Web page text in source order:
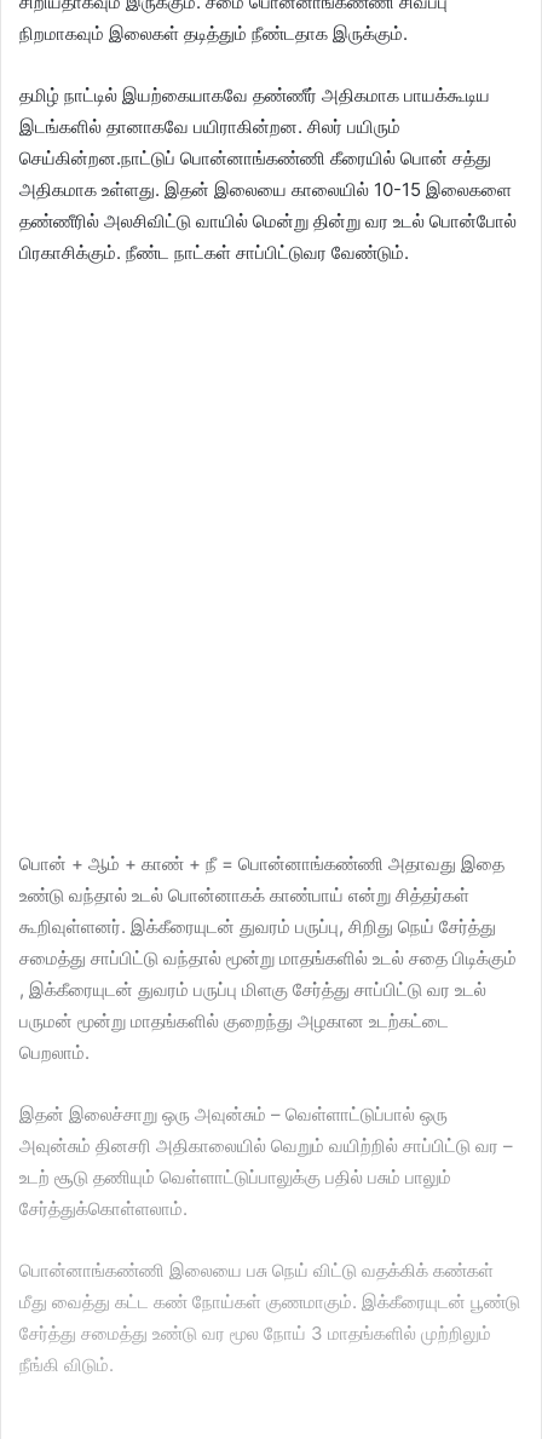
நிறமாகவும் இலைகள் தடித்தும் நீண்டதாக இருக்கும்.
தமிழ் நாட்டில் இயற்கையாகவே தண்ணீர் அதிகமாக பாயக்கூடிய
இடங்களில் தானாகவே பயிராகின்றன. சிலர் பயிரும்
செய்கின்றன.நாட்டுப் பொன்னாங்கண்ணி கீரையில் பொன் சத்து
அதிகமாக உள்ளது. இதன் இலையை காலையில் 10-15 இலைகளை
தண்ணீரில் அலசிவிட்டு வாயில் மென்று தின்று வர உடல் பொன்போல்
பிரகாசிக்கும். நீண்ட நாட்கள் சாப்பிட்டுவர வேண்டும்.
பொன் + ஆம் + காண் + நீ = பொன்னாங்கண்ணி அதாவது இதை
உண்டு வந்தால் உடல் பொன்னாகக் காண்பாய் என்று சித்தர்கள்
கூறிவுள்ளனர். இக்கீரையுடன் துவரம் பருப்பு, சிறிது நெய் சேர்த்து
சமைத்து சாப்பிட்டு வந்தால் மூன்று மாதங்களில் உடல் சதை பிடிக்கும்
, இக்கீரையுடன் துவரம் பருப்பு மிளகு சேர்த்து சாப்பிட்டு வர உடல்
பருமன் மூன்று மாதங்களில் குறைந்து அழகான உடற்கட்டை
பெறலாம்.
இதன் இலைச்சாறு ஒரு அவுன்சும் – வெள்ளாட்டுப்பால் ஒரு
அவுன்சும் தினசரி அதிகாலையில் வெறும் வயிற்றில் சாப்பிட்டு வர –
உடற் சூடு தணியும் வெள்ளாட்டுப்பாலுக்கு பதில் பசும் பாலும்
சேர்த்துக்கொள்ளலாம்.
பொன்னாங்கண்ணி இலையை பசு நெய் விட்டு வதக்கிக் கண்கள்
மீது வைத்து கட்ட கண் நோய்கள் குணமாகும். இக்கீரையுடன் பூண்டு
சேர்த்து சமைத்து உண்டு வர மூல நோய் 3 மாதங்களில் முற்றிலும்
நீங்கி விடும்.